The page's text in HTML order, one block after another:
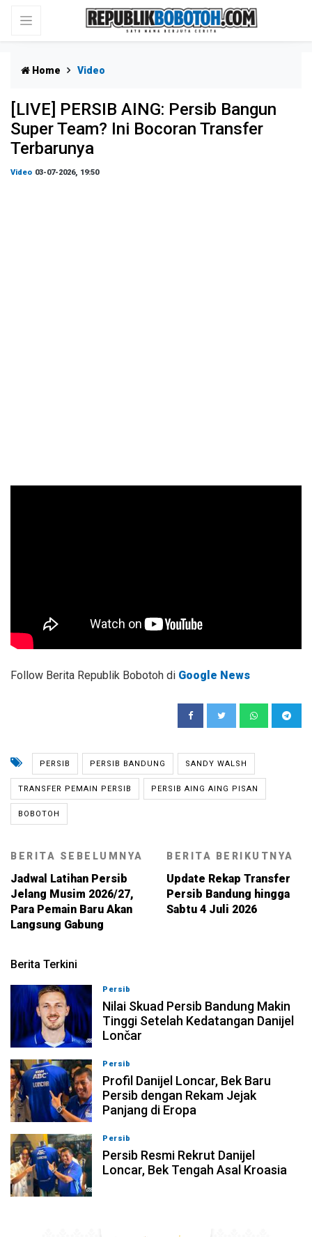
Home Video
[LIVE] PERSIB AING: Persib Bangun
Super Team? Ini Bocoran Transfer
Terbarunya
Video 03-07-2026, 19:50
Follow Berita Republik Bobotoh di Google News
PERSIB PERSIB BANDUNG SANDY WALSH
TRANSFER PEMAIN PERSIB PERSIB AING AING PISAN
BOBOTOH
BERITA SEBELUMNYA
Jadwal Latihan Persib
Jelang Musim 2026/27,
Para Pemain Baru Akan
Langsung Gabung
BERITA BERIKUTNYA
Update Rekap Transfer
Persib Bandung hingga
Sabtu 4 Juli 2026
Berita Terkini
Persib
Nilai Skuad Persib Bandung Makin
Tinggi Setelah Kedatangan Danijel
Lončar
Persib
Profil Danijel Loncar, Bek Baru
Persib dengan Rekam Jejak
Panjang di Eropa
Persib
Persib Resmi Rekrut Danijel
Loncar, Bek Tengah Asal Kroasia